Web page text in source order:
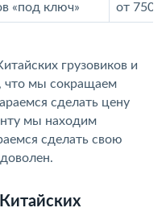
«под ключ» от 7500
грузовиков и
что мы сокращаем
сделать цену
мы находим
сделать свою